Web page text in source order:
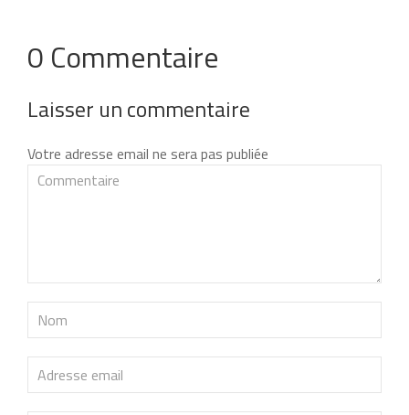
0 Commentaire
Laisser un commentaire
Votre adresse email ne sera pas publiée